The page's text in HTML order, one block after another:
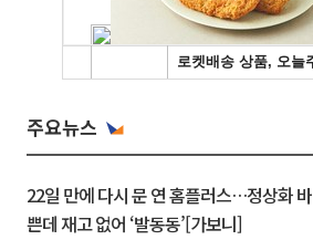
주요뉴스
22일 만에 다시 문 연 홈플러스…정상화 바
쁜데 재고 없어 ‘발동동’[가보니]